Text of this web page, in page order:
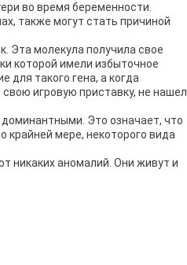
во время беременности.
также могут стать причиной
Эта молекула получила свое
которой имели избыточное
такого гена, а когда
игровую приставку, не нашел
Это означает, что
крайней мере, некоторого вида
никаких аномалий. Они живут и